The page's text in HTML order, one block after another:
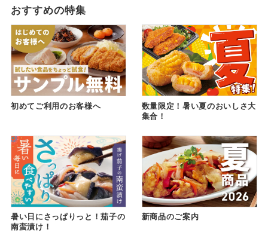
おすすめの特集
初めてご利用のお客様へ
数量限定！暑い夏のおいしさ大
集合！
暑い日にさっぱりっと！茄子の
南蛮漬け！
新商品のご案内